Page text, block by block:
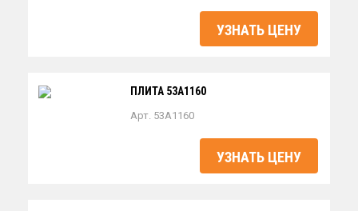
УЗНАТЬ ЦЕНУ
ПЛИТА 53A1160
Арт. 53A1160
УЗНАТЬ ЦЕНУ